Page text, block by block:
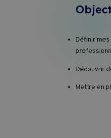
Définir
Découvrir
Mettre en